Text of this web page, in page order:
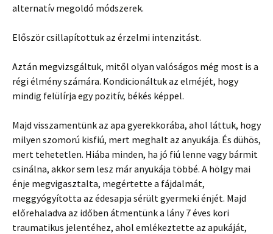
alternatív megoldó módszerek.
Először csillapítottuk az érzelmi intenzitást.
Aztán megvizsgáltuk, mitől olyan valóságos még most is a
régi élmény számára. Kondicionáltuk az elméjét, hogy
mindig felülírja egy pozitív, békés képpel.
Majd visszamentünk az apa gyerekkorába, ahol láttuk, hogy
milyen szomorú kisfiú, mert meghalt az anyukája. És dühös,
mert tehetetlen. Hiába minden, ha jó fiú lenne vagy bármit
csinálna, akkor sem lesz már anyukája többé. A hölgy mai
énje megvigasztalta, megértette a fájdalmát,
meggyógyította az édesapja sérült gyermeki énjét. Majd
előrehaladva az időben átmentünk a lány 7 éves kori
traumatikus jelentéhez, ahol emlékeztette az apukáját,